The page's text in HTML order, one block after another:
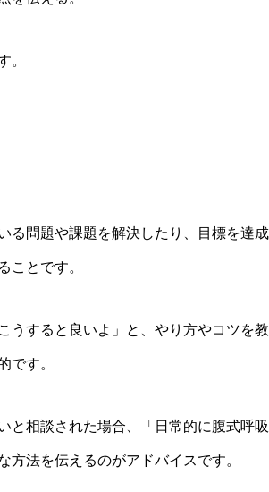
。
る問題や課題を解決したり、目標を達
ことです。
うすると良いよ」と、やり方やコツを
です。
と相談された場合、「日常的に腹式呼
方法を伝えるのがアドバイスです。